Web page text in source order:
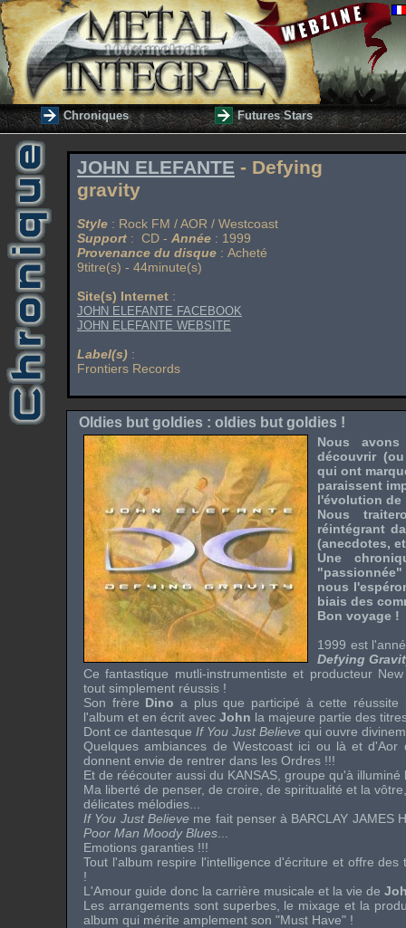
Chroniques Futures Stars
JOHN ELEFANTE - Defying
gravity
Style : Rock FM / AOR / Westcoast
Support : CD - Année : 1999
Provenance du disque : Acheté
9titre(s) - 44minute(s)
Site(s) Internet :
JOHN ELEFANTE FACEBOOK
JOHN ELEFANTE WEBSITE
Label(s) :
Frontiers Records
Oldies but goldies : oldies but goldies !
Nous
découvrir
qui ont
paraissent
l'évolution de
Nous
réintégrant
(anecdotes,
Une
nous
biais des
Bon voyage !
1999 est
Defying
Ce fantastique mutli-instrumentiste et producteur
tout simplement réussis !
Son frère Dinoa plus que participé à cette réussite
l'album et en écrit avec John la majeure partie des
Dont ce dantesque If You Just Believe qui ouvre
Quelques ambiances de Westcoast ici ou là et d'Aor
donnent envie de rentrer dans les Ordres !!!
Et de réécouter aussi du KANSAS , groupe qu'à
Ma liberté de penser, de croire, de spiritualité et la
délicates mélodies...
If You Just Believe me fait penser à BARCLAY JAMES
Poor Man Moody Blues
Emotions garanties !!!
Tout l'album respire l'intelligence d'écriture et offre des
!
L'Amour guide donc la carrière musicale et la vie de
Les arrangements sont superbes, le mixage et la
album qui mérite amplement son "Must Have" !